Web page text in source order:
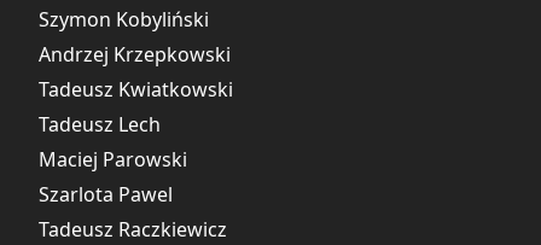
Szymon Kobyliński
Andrzej Krzepkowski
Tadeusz Kwiatkowski
Tadeusz Lech
Maciej Parowski
Szarlota Pawel
Tadeusz Raczkiewicz